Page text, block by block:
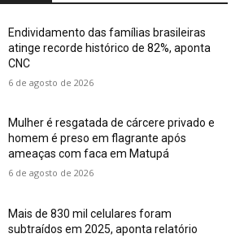
Endividamento das famílias brasileiras
atinge recorde histórico de 82%, aponta
CNC
6 de agosto de 2026
Mulher é resgatada de cárcere privado e
homem é preso em flagrante após
ameaças com faca em Matupá
6 de agosto de 2026
Mais de 830 mil celulares foram
subtraídos em 2025, aponta relatório